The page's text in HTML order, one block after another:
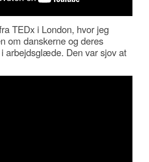
TEDx i London, hvor jeg
om danskerne og deres
arbejdsglæde. Den var sjov at